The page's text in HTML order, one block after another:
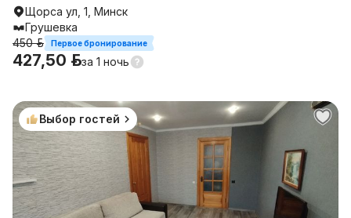
Щорса ул, 1, Минск
Грушевка
450 р.
Первое бронирование
427,50 р.за 1 ночь
Выбор гостей